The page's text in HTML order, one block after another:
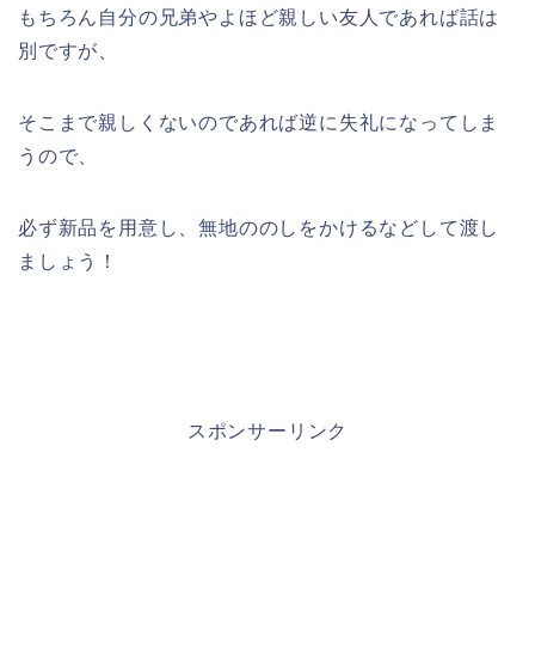
もちろん自分の兄弟やよほど親しい友人であれば話は
別ですが、
そこまで親しくないのであれば逆に失礼になってしま
うので、
必ず新品を用意し、無地ののしをかけるなどして渡し
ましょう！
スポンサーリンク